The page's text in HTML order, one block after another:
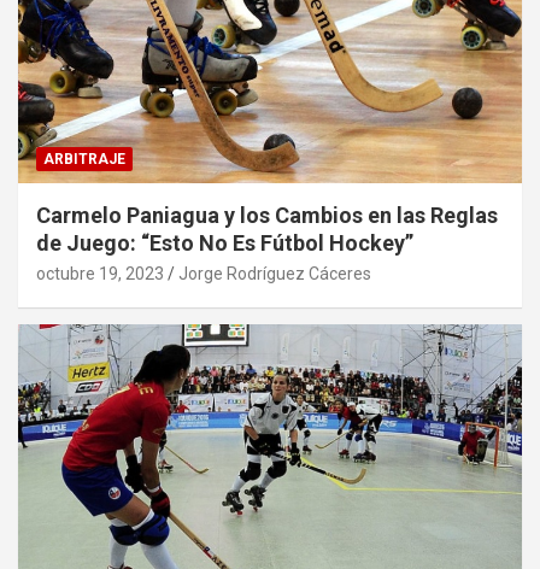
ARBITRAJE
Carmelo Paniagua y los Cambios en las Reglas
de Juego: “Esto No Es Fútbol Hockey”
octubre 19, 2023 Jorge Rodríguez Cáceres